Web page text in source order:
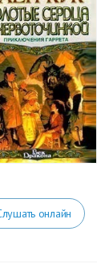
онлайн